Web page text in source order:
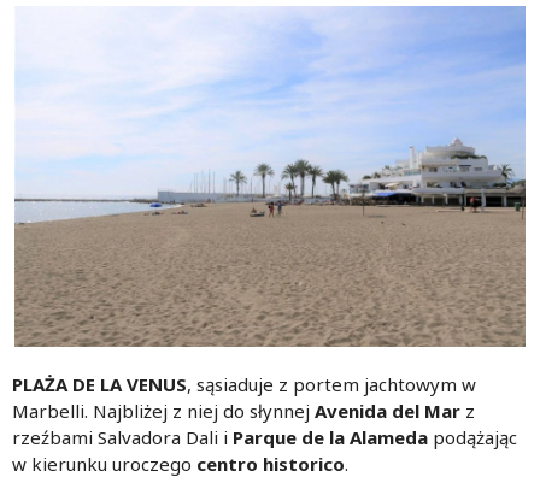
PLAŻA DE LA VENUS, sąsiaduje z portem jachtowym w
Marbelli. Najbliżej z niej do słynnej Avenida del Mar z
rzeźbami Salvadora Dali i Parque de la Alameda podążając
w kierunku uroczego centro historico.